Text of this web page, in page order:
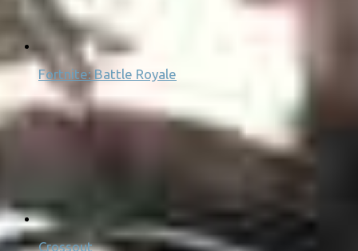
Fortnite: Battle Royale
Crossout